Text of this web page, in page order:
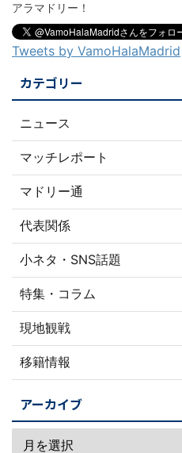
アラマドリー！
Tweets by VamoHalaMadrid
カテゴリー
ニュース
マッチレポート
マドリー通
代表関係
小ネタ・SNS話題
特集・コラム
現地観戦
移籍情報
アーカイブ